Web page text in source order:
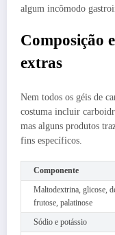
algum incômodo
Composição
extras
Nem todos os géis de
costuma incluir
mas alguns produtos
fins específicos.
Componente
Maltodextrina, glicose,
frutose, palatinose
Sódio e potássio